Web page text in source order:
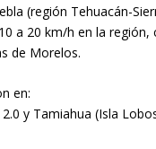
(región Tehuacán-
a 20 km/h en la
de Morelos.
en:
y Tamiahua (Isla